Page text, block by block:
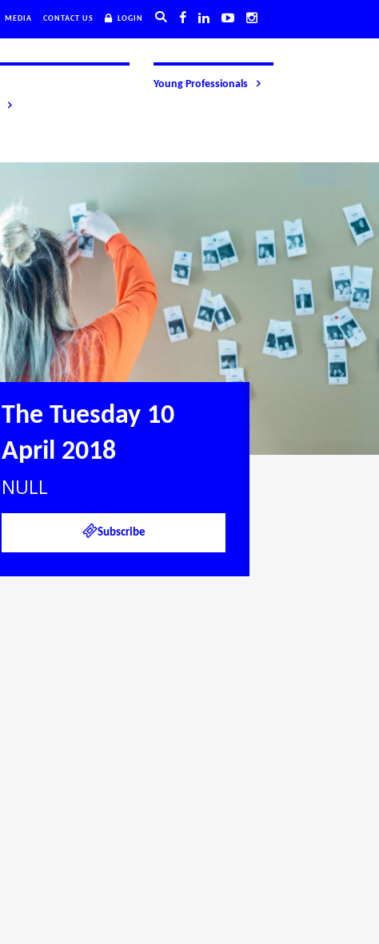
MEDIA CONTACT US LOGIN
Young Professionals
The Tuesday 10
April 2018
NULL
Subscribe